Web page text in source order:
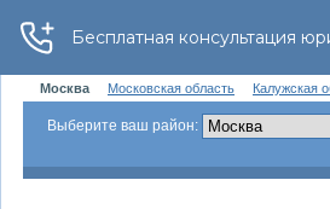
Москва Московская область Калужская
Выберите ваш район: